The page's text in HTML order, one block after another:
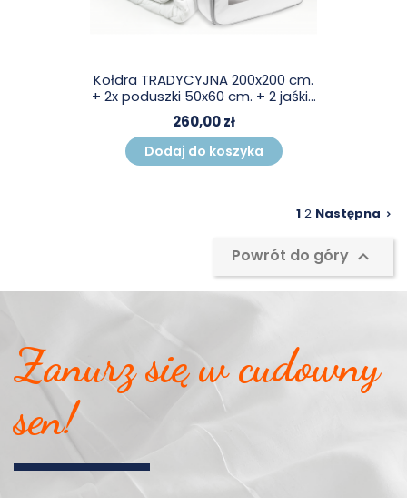
Kołdra TRADYCYJNA 200x200 cm.
+ 2x poduszki 50x60 cm. + 2 jaśki...
260,00 zł
Dodaj do koszyka
1 2 Następna 
Powrót do góry 
Zanurz się w cudowny
sen!